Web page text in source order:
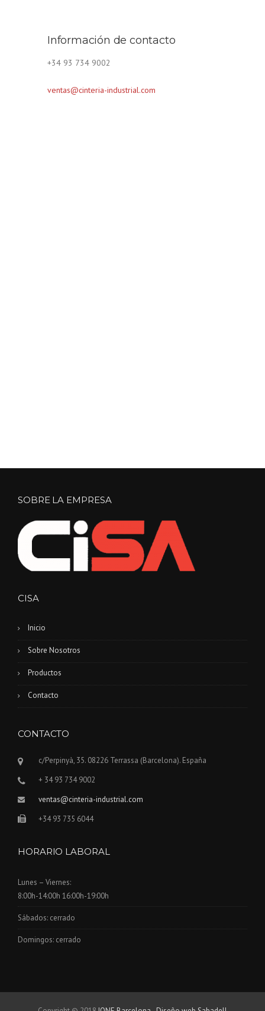
Información de contacto
+34 93 734 9002
ventas@cinteria-industrial.com
SOBRE LA EMPRESA
CISA
Inicio
Sobre Nosotros
Productos
Contacto
CONTACTO
c/Perpinyà, 35. 08226 Terrassa (Barcelona). España
+ 34 93 734 9002
ventas@cinteria-industrial.com
+34 93 735 6044
HORARIO LABORAL
Lunes – Viernes:
8:00h-14:00h 16:00h-19:00h
Sábados: cerrado
Domingos: cerrado